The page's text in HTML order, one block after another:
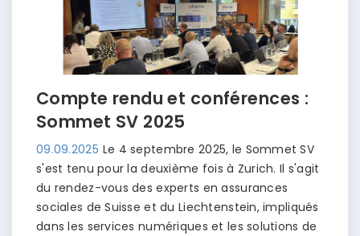
Compte rendu et conférences :
Sommet SV 2025
09.09.2025 Le 4 septembre 2025, le Sommet SV
s'est tenu pour la deuxième fois à Zurich. Il s'agit
du rendez-vous des experts en assurances
sociales de Suisse et du Liechtenstein, impliqués
dans les services numériques et les solutions de